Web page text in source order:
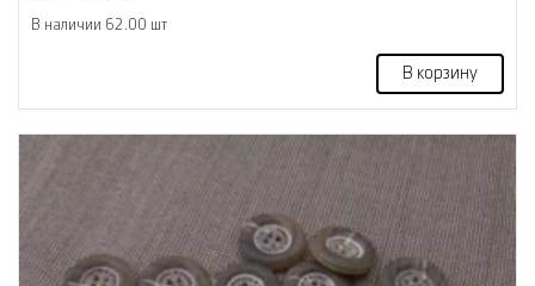
В наличии 62.00 шт
В корзину